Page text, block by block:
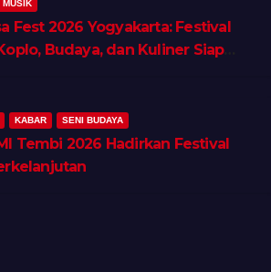
MUSIK
Fest 2026 Yogyakarta: Festival
Budaya, dan Kuliner Siap
KABAR SENI BUDAYA
Tembi 2026 Hadirkan Festival